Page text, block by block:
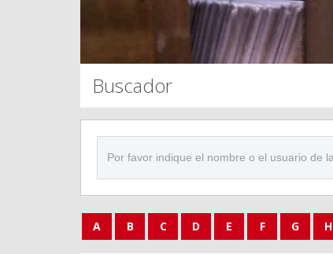
Buscador
A B C D E F G H